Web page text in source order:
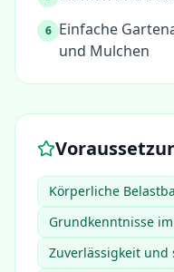
6 Einfache
und Mulchen
Körperliche
Grundkenntnisse
Zuverlässigkeit